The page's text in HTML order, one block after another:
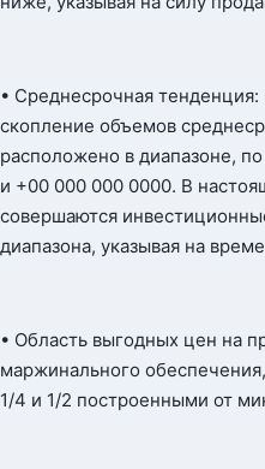
• Среднесрочная
скопление объемов
расположено в диапазоне,
и +00 000 000 0000. В
совершаются
диапазона, указывая на
• Область выгодных цен на
маржинального
1/4 и 1/2 построенными от